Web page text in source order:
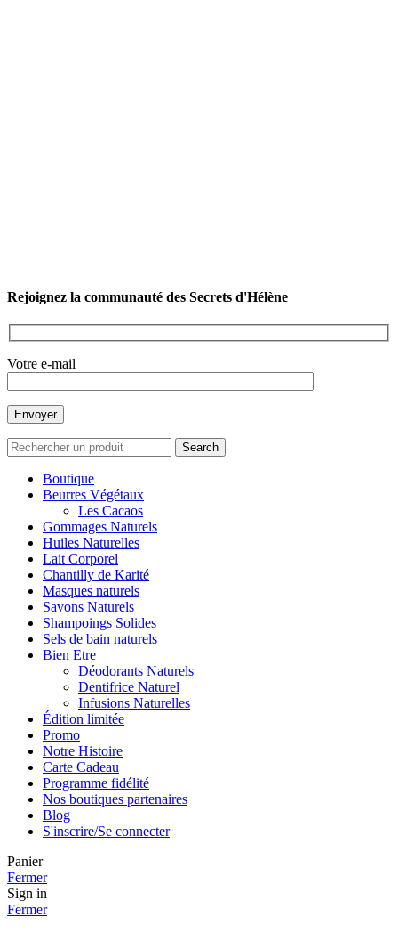
Rejoignez la communauté des Secrets d'Hélène
Votre e-mail
Search
Boutique
Beurres Végétaux
Les Cacaos
Gommages Naturels
Huiles Naturelles
Lait Corporel
Chantilly de Karité
Masques naturels
Savons Naturels
Shampoings Solides
Sels de bain naturels
Bien Etre
Déodorants Naturels
Dentifrice Naturel
Infusions Naturelles
Édition limitée
Promo
Notre Histoire
Carte Cadeau
Programme fidélité
Nos boutiques partenaires
Blog
S'inscrire/Se connecter
Panier
Fermer
Sign in
Fermer